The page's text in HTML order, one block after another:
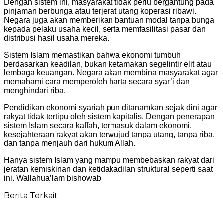
Dengan sistem ini, masyarakat tidak perlu bergantung pada
pinjaman berbunga atau terjerat utang koperasi ribawi.
Negara juga akan memberikan bantuan modal tanpa bunga
kepada pelaku usaha kecil, serta memfasilitasi pasar dan
distribusi hasil usaha mereka.
Sistem Islam memastikan bahwa ekonomi tumbuh
berdasarkan keadilan, bukan ketamakan segelintir elit atau
lembaga keuangan. Negara akan membina masyarakat agar
memahami cara memperoleh harta secara syar’i dan
menghindari riba.
Pendidikan ekonomi syariah pun ditanamkan sejak dini agar
rakyat tidak tertipu oleh sistem kapitalis. Dengan penerapan
sistem Islam secara kaffah, termasuk dalam ekonomi,
kesejahteraan rakyat akan terwujud tanpa utang, tanpa riba,
dan tanpa menjauh dari hukum Allah.
Hanya sistem Islam yang mampu membebaskan rakyat dari
jeratan kemiskinan dan ketidakadilan struktural seperti saat
ini. Wallahua’lam bishowab
Berita Terkait